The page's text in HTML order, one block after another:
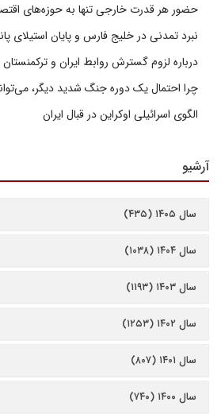
حضور هر قدرت خارجی تنها به حوزه‌های
نبرد تمدنی در خلیج فارس و پایان استیلای
درباره لزوم گسترش روابط ایران و ترکمنستان
چرا احتمال یک دوره جنگ شدید دیگر،
الگوی اسرائیلی اوکراین در قبال ایران
آرشیو
سال ۱۴۰۵ (۴۳۵)
سال ۱۴۰۴ (۱۰۳۸)
سال ۱۴۰۳ (۱۱۹۳)
سال ۱۴۰۲ (۱۲۵۳)
سال ۱۴۰۱ (۸۰۷)
سال ۱۴۰۰ (۷۴۰)